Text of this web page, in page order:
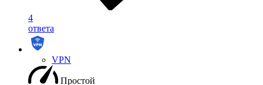
4
ответа
VPN
Простой